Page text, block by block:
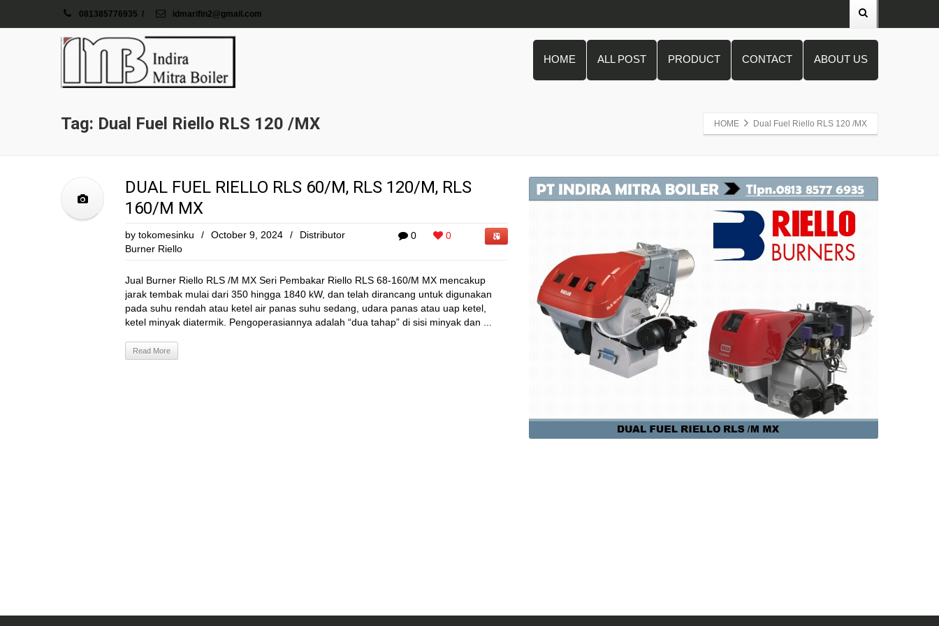
081385776935 / idmarifin2@gmail.com
HOME ALL POST PRODUCT CONTACT ABOUT US
Tag: Dual Fuel Riello RLS 120 /MX HOME Dual Fuel Riello RLS 120 /MX
DUAL FUEL RIELLO RLS 60/M, RLS 120/M, RLS
160/M MX
0 0
by tokomesinku / October 9, 2024 /
Distributor
Burner Riello
Jual Burner Riello RLS /M MX Seri Pembakar Riello RLS 68-160/M MX mencakup
jarak tembak mulai dari 350 hingga 1840 kW, dan telah dirancang untuk digunakan
pada suhu rendah atau ketel air panas suhu sedang, udara panas atau uap ketel,
ketel minyak diatermik. Pengoperasiannya adalah “dua tahap” di sisi minyak dan ...
Read More